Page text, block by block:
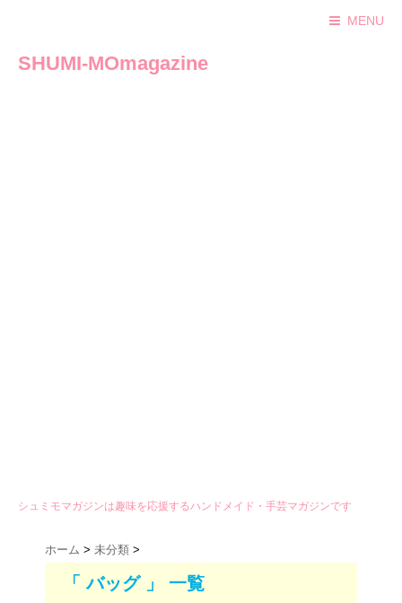
MENU
SHUMI-MOmagazine
シュミモマガジンは趣味を応援するハンドメイド・手芸マガジンです
ホーム > 未分類 >
「 バッグ 」 一覧